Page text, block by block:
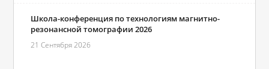
Школа-конференция по технологиям магнитно-
резонансной томографии 2026
21 Сентября 2026